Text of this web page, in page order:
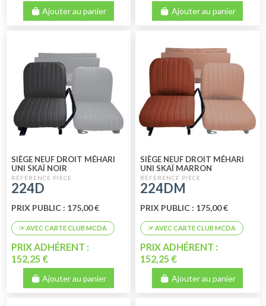
Ajouter au panier Ajouter au panier
SIÈGE NEUF DROIT MÉHARI
UNI SKAÏ NOIR
224D
PRIX PUBLIC : 175,00 €
PRIX ADHÉRENT :
152,25 €
Ajouter au panier
SIÈGE NEUF DROIT MÉHARI
UNI SKAÏ MARRON
224DM
PRIX PUBLIC : 175,00 €
PRIX ADHÉRENT :
152,25 €
Ajouter au panier